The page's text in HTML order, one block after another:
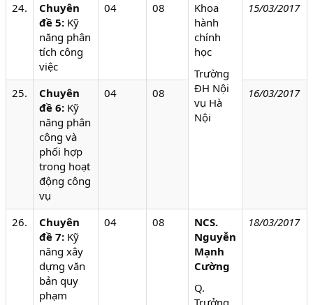
24.
Chuyên
đề 5: Kỹ
năng phân
tích công
việc
04 08
Khoa
hành
chính
học
Trường
ĐH Nội
vụ Hà
Nội
15/03/2017
25.
Chuyên
đề 6: Kỹ
năng phân
công và
phối hợp
trong hoạt
động công
vụ
04 08 16/03/2017
26.
Chuyên
đề 7: Kỹ
năng xây
dựng văn
bản quy
phạm
04 08
NCS.
Nguyễn
Mạnh
Cường
Q.
Trưởng
18/03/2017